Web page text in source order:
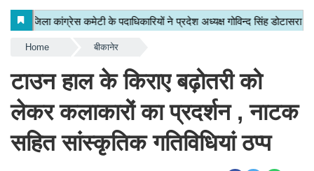
Home बीकानेर
टाउन हाल के किराए बढ़ोतरी को
लेकर कलाकारों का प्रदर्शन , नाटक
सहित सांस्कृतिक गतिविधियां ठप्प